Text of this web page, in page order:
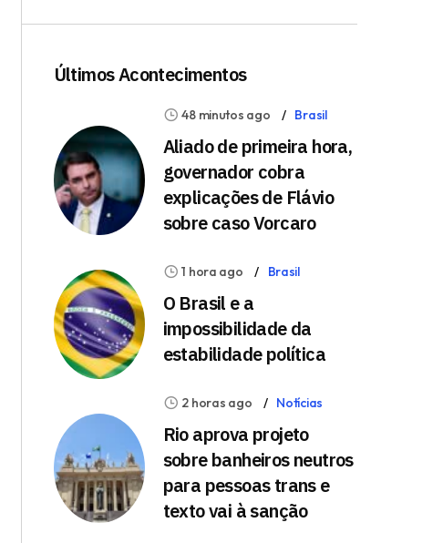
Últimos Acontecimentos
48 minutos ago Brasil
Aliado de primeira hora,
governador cobra
explicações de Flávio
sobre caso Vorcaro
1 hora ago Brasil
O Brasil e a
impossibilidade da
estabilidade política
2 horas ago Notícias
Rio aprova projeto
sobre banheiros neutros
para pessoas trans e
texto vai à sanção